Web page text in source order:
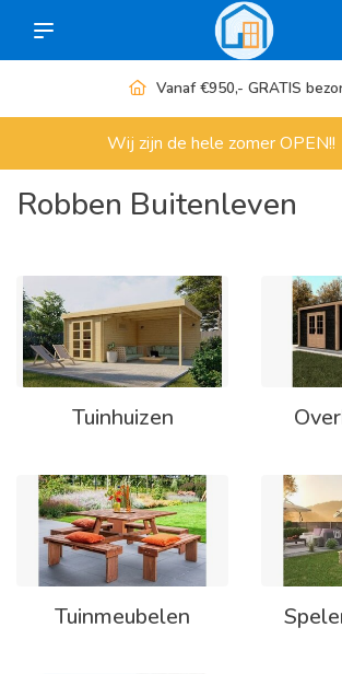
Vanaf €950,- GRATIS
Wij zijn de hele zomer OPEN!!
Robben Buitenleven
Tuinhuizen
Tuinmeubelen